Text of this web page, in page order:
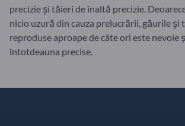
precizie și tăieri de înaltă precizie.
nicio uzură din cauza prelucrării, găurile
reproduse aproape de câte ori este nevoie
întotdeauna precise.